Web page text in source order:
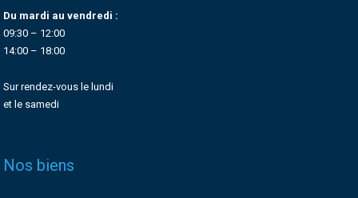
Du mardi au vendredi :
09:30 – 12:00
14:00 – 18:00
Sur rendez-vous le lundi
et le samedi
Nos biens